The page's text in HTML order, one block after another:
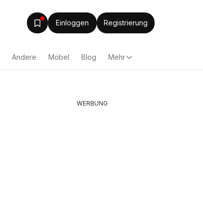
Einloggen Registrierung
Andere Möbel Blog Mehr
WERBUNG